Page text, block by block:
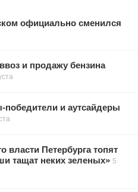
официально сменился
и продажу бензина
победители и аутсайдеры
власти Петербурга топят
тащат неких зеленых» 5